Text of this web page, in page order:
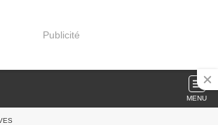
Publicité
MENU